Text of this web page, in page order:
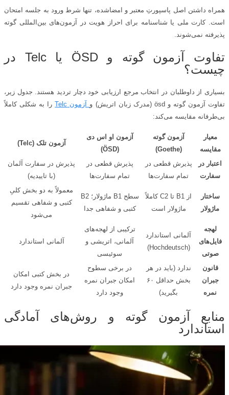
همراه داشتن اصل پاسپورتِ معتبر و امضاشده، تنها شرط ورود به جلسه امتحان
است. کارت ملی یا شناسنامه برای احراز هویت در آزمون‌های بین‌المللی گوته
پذیرفته نمی‌شوند.
تفاوت آزمون گوته و ÖSD یا Telc در
چیست؟
بسیاری از داوطلبان در انتخاب مرجع ارزیابی خود دچار تردید هستند. جدول زیر،
تفاوت آزمون گوته و ösd (مدرک زبان اتریش) و
آزمون Telc
را به شکلی کاملاً
بی‌طرفانه مقایسه می‌کند:
معیار
مقایسه
آزمون گوته
(
Goethe
)
آزمون او اس دی
(
ÖSD
)
آزمون تلک (Telc
)
اعتبار در
سفارت
پذیرش قطعی در
تمام سفارت‌ها
پذیرش قطعی در
تمام سفارت‌ها
پذیرش در سفارت آلمان
(با تاییدیه)
ساختار
ماژولار
از B1 تا C2 کاملاً
ماژولار است
سطح B1 ماژولار؛ B2
کتبی و شفاهی جدا
معمولاً به دو بخش کلیِ
کتبی و شفاهی تقسیم
می‌شود
لهجه
فایل‌های
صوتی
آلمانی استاندارد
(Hochdeutsch)
ترکیبی از لهجه‌های
آلمانی، اتریشی و
سوئیسی
آلمانی استاندارد
قانون
جبران
نمره
ندارد (باید در هر
بخش حداقل ۶۰
بگیرید)
در برخی سطوح
امکان جبران نمره
وجود دارد
در بخش کتبی امکان
جبران نمره وجود دارد
منابع آزمون گوته و روش‌های آمادگی
استاندارد